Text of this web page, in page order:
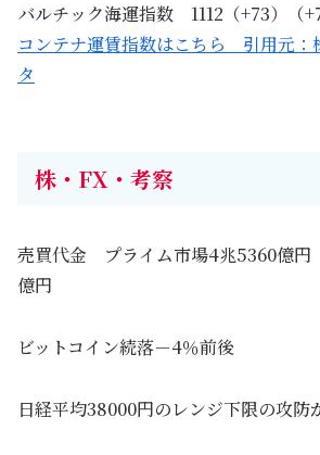
バルチック海運指数 1112（+73）（
コンテナ運賃指数はこちら 引用元：
タ
株・FX・考察
売買代金 プライム市場4兆5360億円
億円
ビットコイン続落－4％前後
日経平均38000円のレンジ下限の攻防